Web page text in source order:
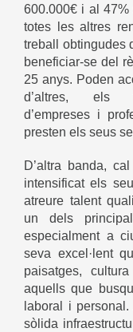
600.000€ i al 47%
totes les altres
treball obtingudes
beneficiar-se del
25 anys. Poden
d’altres, els
d’empreses i
presten els seus
D’altra banda,
intensificat els
atreure talent
un dels
especialment a
seva excel·lent
paisatges,
aquells que
laboral i
sòlida